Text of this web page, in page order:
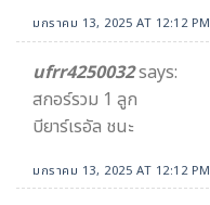
มกราคม 13, 2025 AT 12:12 PM
ufrr4250032says:
สกอร์รวม 1 ลูก
บียาร์เรอัล ชนะ
มกราคม 13, 2025 AT 12:12 PM